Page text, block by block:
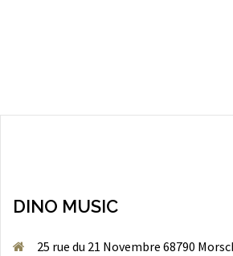
DINO MUSIC
25 rue du 21 Novembre 68790